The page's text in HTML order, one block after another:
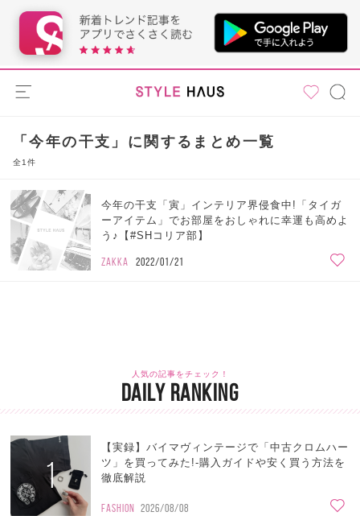
「今年の干支」に関するまとめ一覧
全1件
今年の干支「寅」インテリア界侵食中!「タイガ
ーアイテム」でお部屋をおしゃれに幸運も高めよ
う♪【#SHコリア部】
ZAKKA 2022/01/21
人気の記事をチェック！
DAILY RANKING
1
【実録】バイマヴィンテージで「中古クロムハー
ツ」を買ってみた!-購入ガイドや安く買う方法を
徹底解説
FASHION 2026/08/08